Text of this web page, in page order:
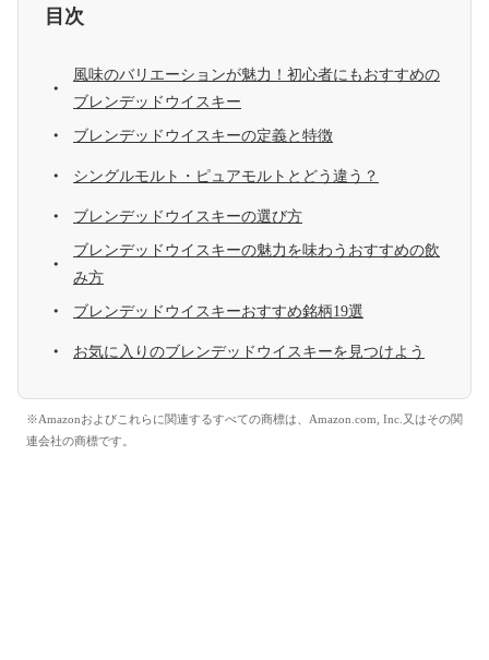
目次
風味のバリエーションが魅力！初心者にもおすすめの
ブレンデッドウイスキー
ブレンデッドウイスキーの定義と特徴
シングルモルト・ピュアモルトとどう違う？
ブレンデッドウイスキーの選び方
ブレンデッドウイスキーの魅力を味わうおすすめの飲
み方
ブレンデッドウイスキーおすすめ銘柄19選
お気に入りのブレンデッドウイスキーを見つけよう
※Amazonおよびこれらに関連するすべての商標は、Amazon.com, Inc.又はその関
連会社の商標です。